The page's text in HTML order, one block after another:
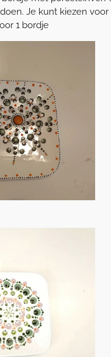
Je kunt kiezen
1 bordje